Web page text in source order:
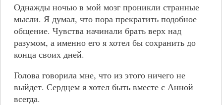
Однажды ночью в мой мозг проникли странные
мысли. Я думал, что пора прекратить подобное
общение. Чувства начинали брать верх над
разумом, а именно его я хотел бы сохранить до
конца своих дней.
Голова говорила мне, что из этого ничего не
выйдет. Сердцем я хотел быть вместе с Анной
всегда.